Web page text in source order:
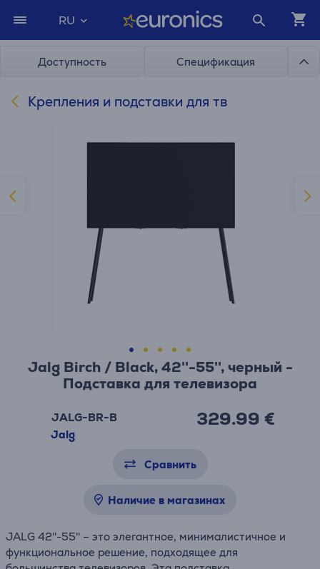
RU
Доступность Спецификация
Крепления и подставки для тв
Jalg Birch / Black, 42''-55'', черный -
Подставка для телевизора
JALG-BR-B
Jalg
329.99 €
Сравнить
Наличие в магазинах
JALG 42''-55'' – это элегантное, минималистичное и
функциональное решение, подходящее для